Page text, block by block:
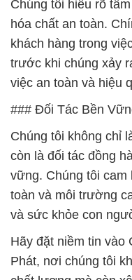
Chúng tôi hiểu rõ
hóa chất an toàn.
khách hàng trong
trước khi chúng xảy
việc an toàn và hiệu
### Đối Tác Bền
Chúng tôi không chỉ
còn là đối tác đồng
vững. Chúng tôi cam
toàn và môi trường
và sức khỏe con
Hãy đặt niềm tin vào
Phát, nơi chúng tôi